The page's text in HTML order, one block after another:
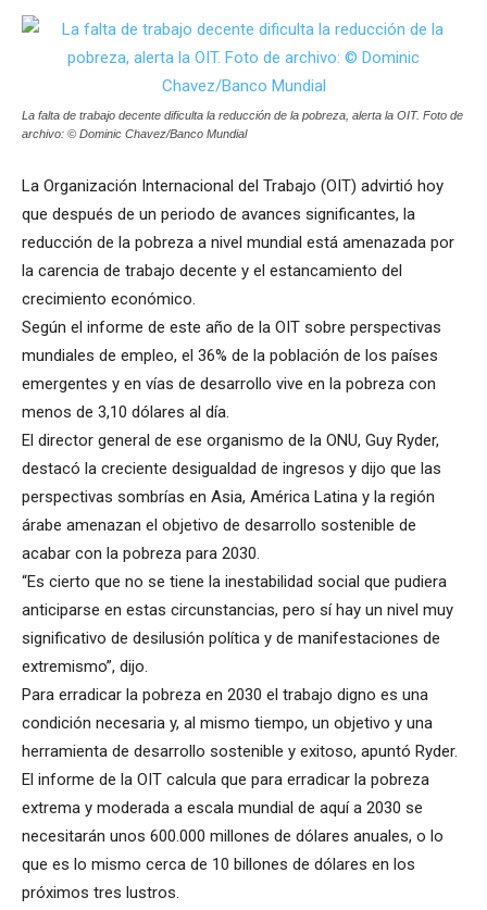
La falta de trabajo decente dificulta la reducción de la pobreza, alerta la OIT. Foto de
archivo: © Dominic Chavez/Banco Mundial
La Organización Internacional del Trabajo (OIT) advirtió hoy
que después de un periodo de avances significantes, la
reducción de la pobreza a nivel mundial está amenazada por
la carencia de trabajo decente y el estancamiento del
crecimiento económico.
Según el informe de este año de la OIT sobre perspectivas
mundiales de empleo, el 36% de la población de los países
emergentes y en vías de desarrollo vive en la pobreza con
menos de 3,10 dólares al día.
El director general de ese organismo de la ONU, Guy Ryder,
destacó la creciente desigualdad de ingresos y dijo que las
perspectivas sombrías en Asia, América Latina y la región
árabe amenazan el objetivo de desarrollo sostenible de
acabar con la pobreza para 2030.
“Es cierto que no se tiene la inestabilidad social que pudiera
anticiparse en estas circunstancias, pero sí hay un nivel muy
significativo de desilusión política y de manifestaciones de
extremismo”, dijo.
Para erradicar la pobreza en 2030 el trabajo digno es una
condición necesaria y, al mismo tiempo, un objetivo y una
herramienta de desarrollo sostenible y exitoso, apuntó Ryder.
El informe de la OIT calcula que para erradicar la pobreza
extrema y moderada a escala mundial de aquí a 2030 se
necesitarán unos 600.000 millones de dólares anuales, o lo
que es lo mismo cerca de 10 billones de dólares en los
próximos tres lustros.